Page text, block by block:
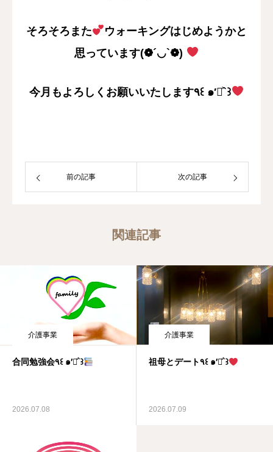
そろそろまた
ウォーキングはじめようかと
思っています(❁´◡`❁)
今月もよろしくお願いいたします٩꒰ ๑′◡͐`꒱
前の記事 次の記事
関連記事
介護事業
合同勉強会٩꒰ ๑′◡͐`꒱
2026.07.08
介護事業
祖母とデート٩꒰ ๑′◡͐`꒱
2026.07.09